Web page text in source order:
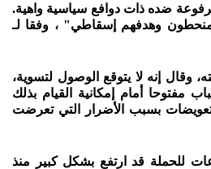
ضده ذات دوافع سياسية واهية.
وهدفهم إسقاطي" ، وفقا لـ
وقال إنه لا يتوقع الوصول لتسوية،
مفتوحا أمام إمكانية القيام بذلك
بسبب الأضرار التي تعرضت
للحملة قد ارتفع بشكل كبير منذ